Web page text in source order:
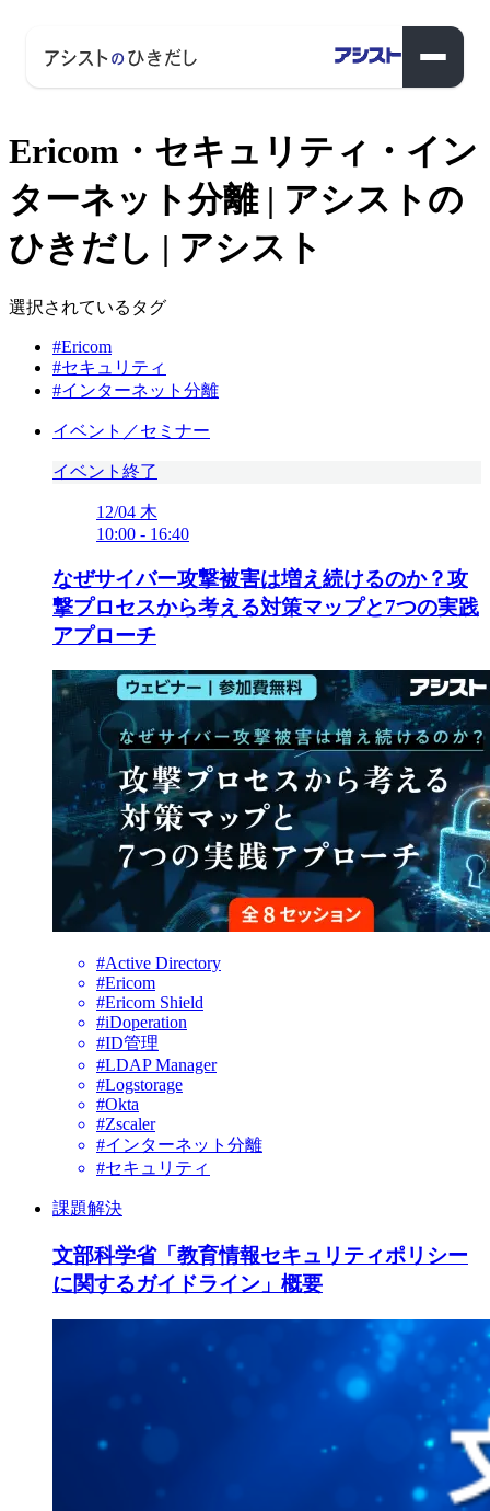
Ericom・セキュリティ・イン
ターネット分離 | アシストの
ひきだし | アシスト
選択されているタグ
#Ericom
#セキュリティ
#インターネット分離
イベント／セミナー
イベント終了
12/04 木
10:00 - 16:40
なぜサイバー攻撃被害は増え続けるのか？攻
撃プロセスから考える対策マップと7つの実践
アプローチ
#Active Directory
#Ericom
#Ericom Shield
#iDoperation
#ID管理
#LDAP Manager
#Logstorage
#Okta
#Zscaler
#インターネット分離
#セキュリティ
課題解決
文部科学省「教育情報セキュリティポリシー
に関するガイドライン」概要